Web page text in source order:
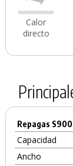
Calor
directo
Repagas
Capacidad
Ancho